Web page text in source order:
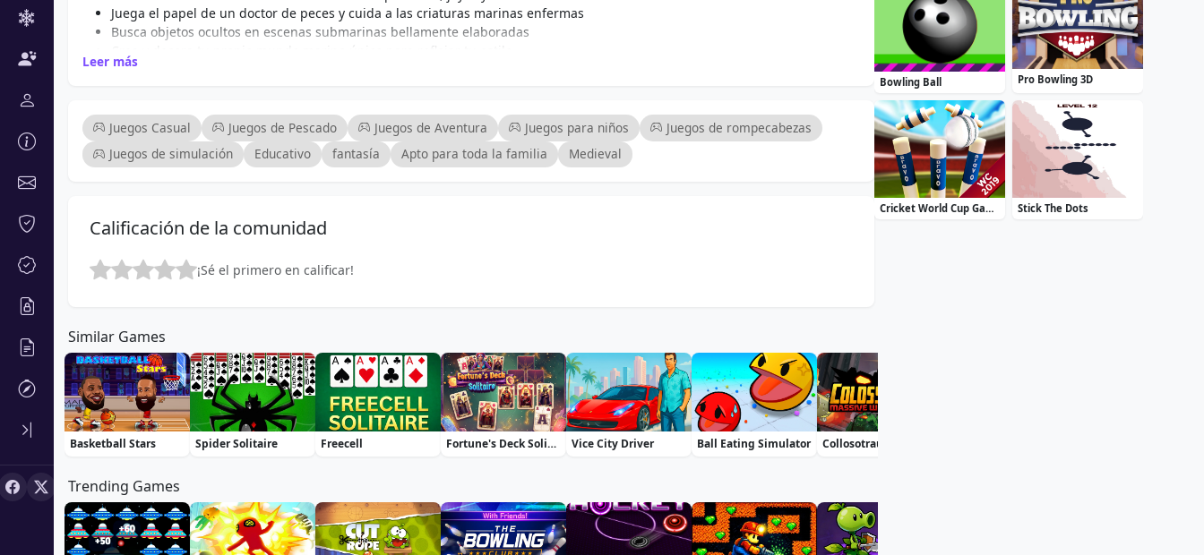
Juega el papel de un doctor de peces y cuida a las criaturas marinas enfermas
Busca objetos ocultos en escenas submarinas bellamente elaboradas
Crea y decora tu propio mundo marino único para reflejar tu estilo
Participa en actividades ecológicas para limpiar el océano y proteger la vida marina
Desafíos interactivos que mejoran las habilidades de observación y creatividad
Leer más
Juegos Casual Juegos de Pescado Juegos de Aventura Juegos para niños
Juegos de rompecabezas
Juegos de simulación
Educativo fantasía Apto para toda la familia Medieval
Calificación de la comunidad
¡Sé el primero en calificar!
Similar Games
Basketball Stars Spider Solitaire Freecell Fortune's Deck Solitaire Vice City Driver Ball Eating Simulator Collosotraun
Trending Games
Bowling Ball Pro Bowling 3D
Cricket World Cup Game 2019 Mini Ground Cricke Stick The Dots